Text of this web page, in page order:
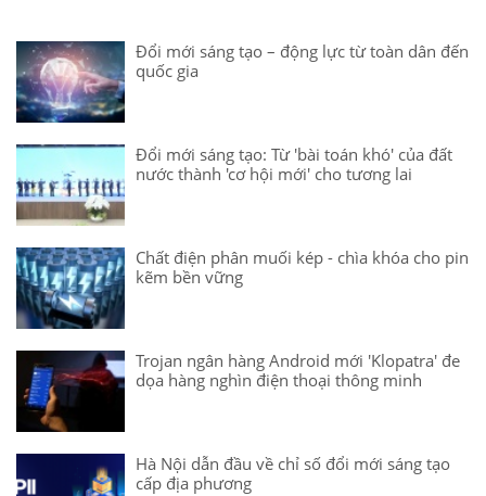
Đổi mới sáng tạo – động lực từ toàn dân đến
quốc gia
Đổi mới sáng tạo: Từ 'bài toán khó' của đất
nước thành 'cơ hội mới' cho tương lai
Chất điện phân muối kép - chìa khóa cho pin
kẽm bền vững
Trojan ngân hàng Android mới 'Klopatra' đe
dọa hàng nghìn điện thoại thông minh
Hà Nội dẫn đầu về chỉ số đổi mới sáng tạo
cấp địa phương